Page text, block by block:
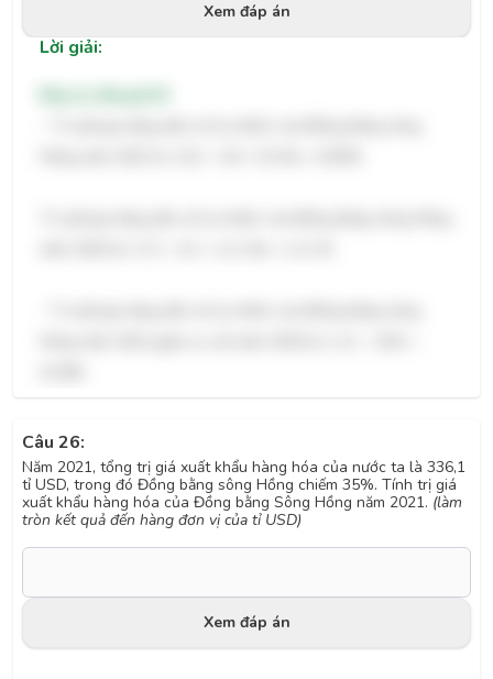
Xem đáp án
Lời giải:
Câu 26:
Năm 2021, tổng trị giá xuất khẩu hàng hóa của nước ta là 336,1
tỉ USD, trong đó Đồng bằng sông Hồng chiếm 35%. Tính trị giá
xuất khẩu hàng hóa của Đồng bằng Sông Hồng năm 2021. (làm
tròn kết quả đến hàng đơn vị của tỉ USD)
Xem đáp án